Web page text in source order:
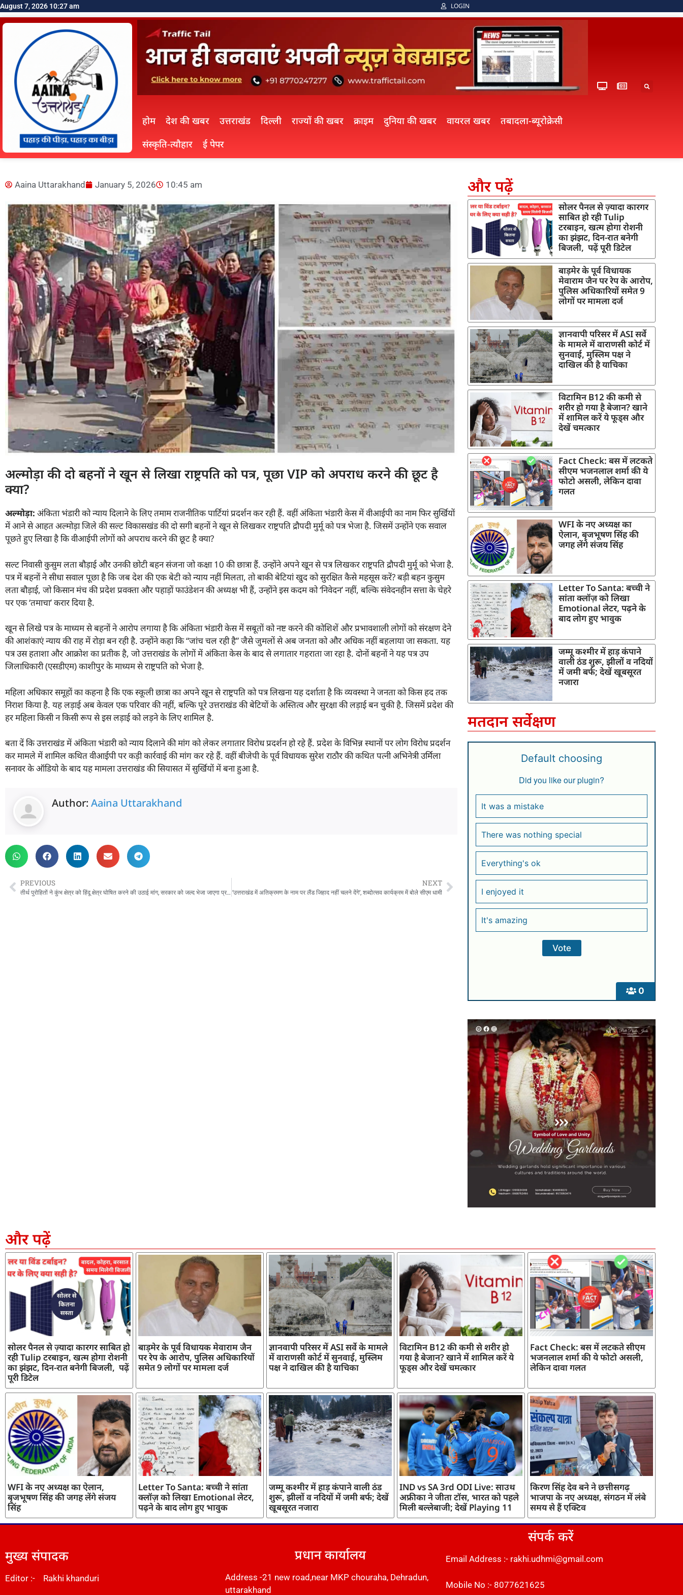
August 7, 2026 10:27 am LOGIN
होम देश की खबर उत्तराखंड दिल्ली राज्यों की खबर क्राइम दुनिया की खबर वायरल खबर
तबादला-ब्यूरोक्रेसी
संस्कृति-त्यौहार
ई पेपर
Aaina Uttarakhand January 5, 2026 10:45 am
अल्मोड़ा की दो बहनों ने खून से लिखा राष्ट्रपति को पत्र, पूछा VIP को अपराध करने की छूट है
क्या?
अल्मोड़ा: अंकिता भंडारी को न्याय दिलाने के लिए तमाम राजनीतिक पार्टियां प्रदर्शन कर रही हैं. वहीं अंकिता भंडारी केस में वीआईपी का नाम फिर सुर्खियों
में आने से आहत अल्मोड़ा जिले की सल्ट विकासखंड की दो सगी बहनों ने खून से लिखकर राष्ट्रपति द्रौपदी मुर्मू को पत्र भेजा है. जिसमें उन्होंने एक सवाल
पूछते हुए लिखा है कि वीआईपी लोगों को अपराध करने की छूट है क्या?
सल्ट निवासी कुसुम लता बौड़ाई और उनकी छोटी बहन संजना जो कक्षा 10 की छात्रा हैं. उन्होंने अपने खून से पत्र लिखकर राष्ट्रपति द्रौपदी मुर्मू को भेजा है.
पत्र में बहनों ने सीधा सवाल पूछा है कि जब देश की एक बेटी को न्याय नहीं मिलता, तो बाकी बेटियां खुद को सुरक्षित कैसे महसूस करें? बड़ी बहन कुसुम
लता बौड़ाई, जो किसान मंच की प्रदेश प्रवक्ता और पहाड़ों फाउंडेशन की अध्यक्ष भी हैं, उन्होंने इस कदम को ‘निवेदन’ नहीं, बल्कि संवेदनहीन सत्ता के चेहरे
पर एक ‘तमाचा’ करार दिया है.
खून से लिखे पत्र के माध्यम से बहनों ने आरोप लगाया है कि अंकिता भंडारी केस में सबूतों को नष्ट करने की कोशिशें और प्रभावशाली लोगों को संरक्षण देने
की आशंकाएं न्याय की राह में रोड़ा बन रही है. उन्होंने कहा कि “जांच चल रही है” जैसे जुमलों से अब जनता को और अधिक नहीं बहलाया जा सकता. यह
पत्र उस हताशा और आक्रोश का प्रतीक है, जो उत्तराखंड के लोगों में अंकिता केस के बाद से लगातार गहराता जा रहा है. दोनों बहनों ने यह पत्र उप
जिलाधिकारी (एसडीएम) काशीपुर के माध्यम से राष्ट्रपति को भेजा है.
महिला अधिकार समूहों का कहना है कि एक स्कूली छात्रा का अपने खून से राष्ट्रपति को पत्र लिखना यह दर्शाता है कि व्यवस्था ने जनता को किस हद तक
निराश किया है. यह लड़ाई अब केवल एक परिवार की नहीं, बल्कि पूरे उत्तराखंड की बेटियों के अस्तित्व और सुरक्षा की लड़ाई बन चुकी है. जिसमें प्रदेश की
हर महिला किसी न किसी रूप से इस लड़ाई को लड़ने के लिए शामिल है.
बता दें कि उत्तराखंड में अंकिता भंडारी को न्याय दिलाने की मांग को लेकर लगातार विरोध प्रदर्शन हो रहे हैं. प्रदेश के विभिन्न स्थानों पर लोग विरोध प्रदर्शन
कर मामले में शामिल कथित वीआईपी पर कड़ी कार्रवाई की मांग कर रहे हैं. वहीं बीजेपी के पूर्व विधायक सुरेश राठौर की कथित पत्नी अभिनेत्री उर्मिला
सनावर के ऑडियो के बाद यह मामला उत्तराखंड की सियासत में सुर्खियों में बना हुआ है.
Author: Aaina Uttarakhand
PREVIOUS
तीर्थ पुरोहितों ने कुंभ क्षेत्र को हिंदू क्षेत्र घोषित करने की उठाई मांग, सरकार को जल्द भेजा जाएगा प्रस्ताव
NEXT
‘उत्तराखंड में अतिक्रमण के नाम पर लैंड जिहाद नहीं चलने देंगे’, शब्दोत्सव कार्यक्रम में बोले सीएम धामी
और पढ़ें
सोलर पैनल से ज़्यादा कारगर
साबित हो रही Tulip
टरबाइन, खत्म होगा रोशनी
का झंझट, दिन-रात बनेगी
बिजली, पढ़ें पूरी डिटेल
बाड़मेर के पूर्व विधायक
मेवाराम जैन पर रेप के आरोप,
पुलिस अधिकारियों समेत 9
लोगों पर मामला दर्ज
ज्ञानवापी परिसर में ASI सर्वे
के मामले में वाराणसी कोर्ट में
सुनवाई, मुस्लिम पक्ष ने
दाखिल की है याचिका
विटामिन B12 की कमी से
शरीर हो गया है बेजान? खाने
में शामिल करें ये फूड्स और
देखें चमत्कार
Fact Check: बस में लटकते
सीएम भजनलाल शर्मा की ये
फोटो असली, लेकिन दावा
गलत
WFI के नए अध्यक्ष का
ऐलान, बृजभूषण सिंह की
जगह लेंगे संजय सिंह
Letter To Santa: बच्ची ने
सांता क्लॉज़ को लिखा
Emotional लेटर, पढ़ने के
बाद लोग हुए भावुक
जम्मू कश्मीर में हाड़ कंपाने
वाली ठंड शुरू, झीलों व नदियों
में जमी बर्फ; देखें खूबसूरत
नजारा
मतदान सर्वेक्षण
0
Default choosing
Did you like our plugin?
It was a mistake
There was nothing special
Everything's ok
I enjoyed it
It's amazing
और पढ़ें
सोलर पैनल से ज़्यादा कारगर साबित हो
रही Tulip टरबाइन, खत्म होगा रोशनी
का झंझट, दिन-रात बनेगी बिजली, पढ़ें
पूरी डिटेल
बाड़मेर के पूर्व विधायक मेवाराम जैन
पर रेप के आरोप, पुलिस अधिकारियों
समेत 9 लोगों पर मामला दर्ज
ज्ञानवापी परिसर में ASI सर्वे के मामले
में वाराणसी कोर्ट में सुनवाई, मुस्लिम
पक्ष ने दाखिल की है याचिका
विटामिन B12 की कमी से शरीर हो
गया है बेजान? खाने में शामिल करें ये
फूड्स और देखें चमत्कार
Fact Check: बस में लटकते सीएम
भजनलाल शर्मा की ये फोटो असली,
लेकिन दावा गलत
WFI के नए अध्यक्ष का ऐलान,
बृजभूषण सिंह की जगह लेंगे संजय
सिंह
Letter To Santa: बच्ची ने सांता
क्लॉज़ को लिखा Emotional लेटर,
पढ़ने के बाद लोग हुए भावुक
जम्मू कश्मीर में हाड़ कंपाने वाली ठंड
शुरू, झीलों व नदियों में जमी बर्फ; देखें
खूबसूरत नजारा
IND vs SA 3rd ODI Live: साउथ
अफ्रीका ने जीता टॉस, भारत को पहले
मिली बल्लेबाजी; देखें Playing 11
किरण सिंह देव बने ने छत्तीसगढ़
भाजपा के नए अध्यक्ष, संगठन में लंबे
समय से हैं एक्टिव
मुख्य संपादक
Editor :- Rakhi khanduri
प्रधान कार्यालय
Address -21 new road,near MKP chouraha, Dehradun,
uttarakhand
संपर्क करें
Email Address :- rakhi.udhmi@gmail.com
Mobile No :- 8077621625